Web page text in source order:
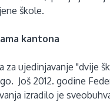
škole.
kantona
za ujedinjavanje "dvije
Još 2012. godine
izradilo je